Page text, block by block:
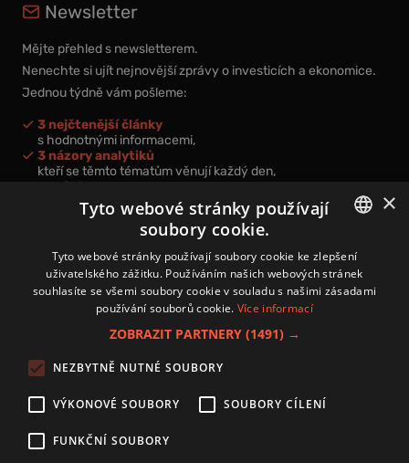
Newsletter
Mějte přehled s newsletterem.
Nenechte si ujít nejnovější zprávy o investicích a ekonomice.
Jednou týdně vám pošleme:
3 nejčtenější články
s hodnotnými informacemi,
3 názory analytiků
kteří se těmto tématům věnují každý den,
nová videa a podcasty
k prohloubení vašich znalostí.
Přihlášením k newsletteru vyjadřujete svůj souhlas spodmínkami
zpracování osobních údajů.
Zásady používání souborů cookies
Autoři
Nastavení cookies
CZECH
×
Tyto webové stránky používají
soubory cookie.
Tyto webové stránky používají soubory cookie ke zlepšení
uživatelského zážitku. Používáním našich webových stránek
souhlasíte se všemi soubory cookie v souladu s našimi zásadami
používání souborů cookie. Více informací
ZOBRAZIT PARTNERY (1491) →
NEZBYTNĚ NUTNÉ SOUBORY
VÝKONOVÉ SOUBORY SOUBORY CÍLENÍ
FUNKČNÍ SOUBORY